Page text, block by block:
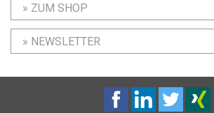
» ZUM SHOP
» NEWSLETTER